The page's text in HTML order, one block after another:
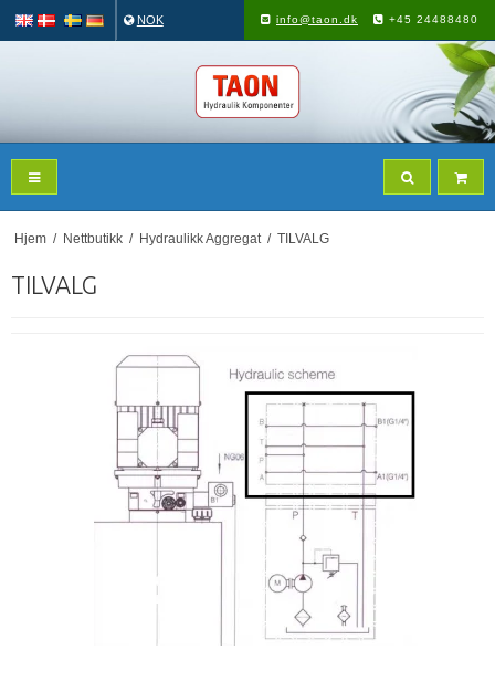
NOK info@taon.dk +45 24488480
Hjem / Nettbutikk / Hydraulikk Aggregat / TILVALG
TILVALG